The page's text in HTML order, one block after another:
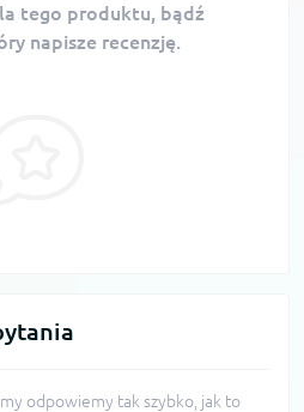
tego produktu, bądź
napisze recenzję.
odpowiemy tak szybko, jak to